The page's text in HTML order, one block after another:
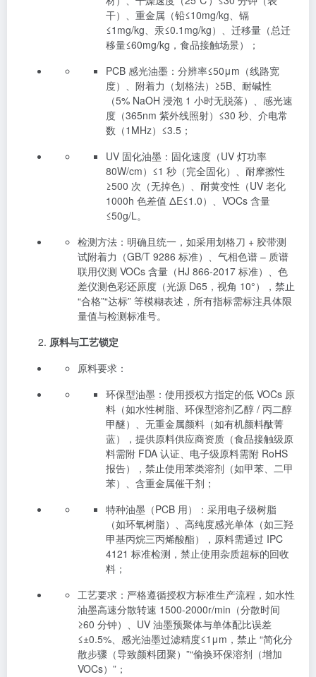
干）、重金属（铅≤10mg/kg、镉
≤1mg/kg、汞≤0.1mg/kg）、迁移量（总迁
移量≤60mg/kg，食品接触场景）；
PCB 感光油墨：分辨率≤50μm（线路宽
度）、附着力（划格法）≥5B、耐碱性
（5% NaOH 浸泡 1 小时无脱落）、感光速
度（365nm 紫外线照射）≤30 秒、介电常
数（1MHz）≤3.5；
UV 固化油墨：固化速度（UV 灯功率
80W/cm）≤1 秒（完全固化）、耐摩擦性
≥500 次（无掉色）、耐黄变性（UV 老化
1000h 色差值 ΔE≤1.0）、VOCs 含量
≤50g/L。
检测方法：明确且统一，如采用划格刀 + 胶带测
试附着力（GB/T 9286 标准）、气相色谱 – 质谱
联用仪测 VOCs 含量（HJ 866-2017 标准）、色
差仪测色彩还原度（光源 D65，视角 10°），禁止
“合格”“达标” 等模糊表述，所有指标需标注具体限
量值与检测标准号。
原料与工艺锁定
原料要求：
环保型油墨：使用授权方指定的低 VOCs 原
料（如水性树脂、环保型溶剂乙醇 / 丙二醇
甲醚）、无重金属颜料（如有机颜料酞菁
蓝），提供原料供应商资质（食品接触级原
料需附 FDA 认证、电子级原料需附 RoHS
报告），禁止使用苯类溶剂（如甲苯、二甲
苯）、含重金属催干剂；
特种油墨（PCB 用）：采用电子级树脂
（如环氧树脂）、高纯度感光单体（如三羟
甲基丙烷三丙烯酸酯），原料需通过 IPC
4121 标准检测，禁止使用杂质超标的回收
料；
工艺要求：严格遵循授权方标准生产流程，如水性
油墨高速分散转速 1500-2000r/min（分散时间
≥60 分钟）、UV 油墨预聚体与单体配比误差
≤±0.5%、感光油墨过滤精度≤1μm，禁止 “简化分
散步骤（导致颜料团聚）”“偷换环保溶剂（增加
VOCs）”；